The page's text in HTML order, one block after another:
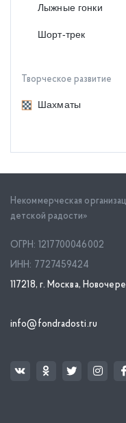
Лыжные гонки
Шорт-трек
Творческое развитие
Шахматы
Некоммерческая
детской радости»
ОГРН: 1217700046002
ИНН: 7727459424
117218, г. Москва,
info@fondradosti.ru